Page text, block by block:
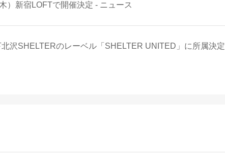
）新宿LOFTで開催決定 - ニュース
沢SHELTERのレーベル「SHELTER UNITED」に所属決定